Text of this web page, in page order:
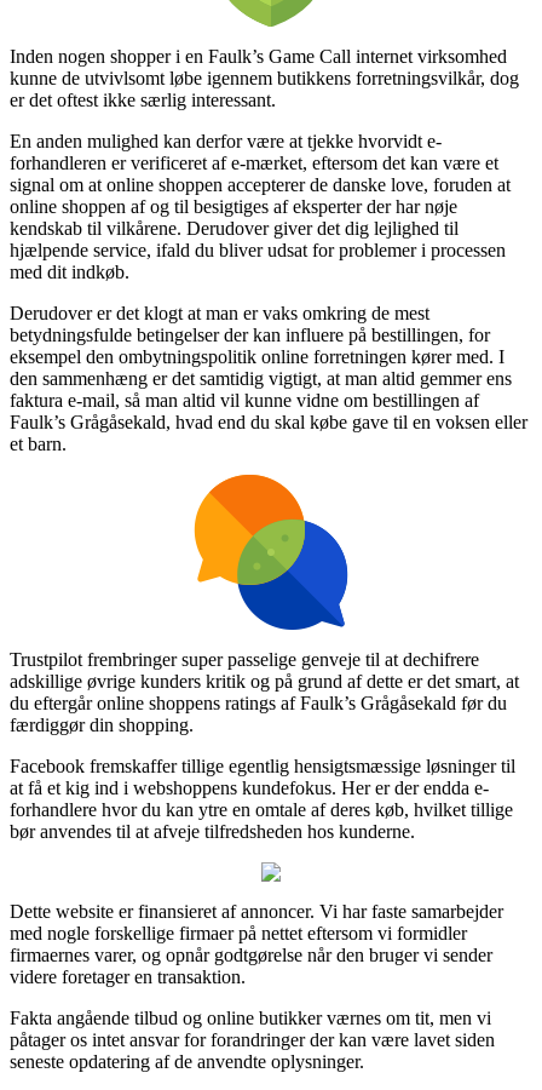
Inden nogen shopper i en Faulk’s Game Call internet virksomhed
kunne de utvivlsomt løbe igennem butikkens forretningsvilkår, dog
er det oftest ikke særlig interessant.
En anden mulighed kan derfor være at tjekke hvorvidt e-
forhandleren er verificeret af e-mærket, eftersom det kan være et
signal om at online shoppen accepterer de danske love, foruden at
online shoppen af og til besigtiges af eksperter der har nøje
kendskab til vilkårene. Derudover giver det dig lejlighed til
hjælpende service, ifald du bliver udsat for problemer i processen
med dit indkøb.
Derudover er det klogt at man er vaks omkring de mest
betydningsfulde betingelser der kan influere på bestillingen, for
eksempel den ombytningspolitik online forretningen kører med. I
den sammenhæng er det samtidig vigtigt, at man altid gemmer ens
faktura e-mail, så man altid vil kunne vidne om bestillingen af
Faulk’s Grågåsekald, hvad end du skal købe gave til en voksen eller
et barn.
Trustpilot frembringer super passelige genveje til at dechifrere
adskillige øvrige kunders kritik og på grund af dette er det smart, at
du eftergår online shoppens ratings af Faulk’s Grågåsekald før du
færdiggør din shopping.
Facebook fremskaffer tillige egentlig hensigtsmæssige løsninger til
at få et kig ind i webshoppens kundefokus. Her er der endda e-
forhandlere hvor du kan ytre en omtale af deres køb, hvilket tillige
bør anvendes til at afveje tilfredsheden hos kunderne.
Dette website er finansieret af annoncer. Vi har faste samarbejder
med nogle forskellige firmaer på nettet eftersom vi formidler
firmaernes varer, og opnår godtgørelse når den bruger vi sender
videre foretager en transaktion.
Fakta angående tilbud og online butikker værnes om tit, men vi
påtager os intet ansvar for forandringer der kan være lavet siden
seneste opdatering af de anvendte oplysninger.